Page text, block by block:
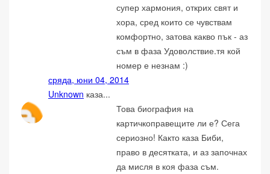
супер хармония, открих свят и
хора, сред които се чувствам
комфортно, затова какво пък - аз
съм в фаза Удоволствие.тя кой
номер е незнам :)
сряда, юни 04, 2014
Unknown каза...
Това биография на
картичкоправещите ли е? Сега
сериозно! Както каза Биби,
право в десятката, и аз започнах
да мисля в коя фаза съм.